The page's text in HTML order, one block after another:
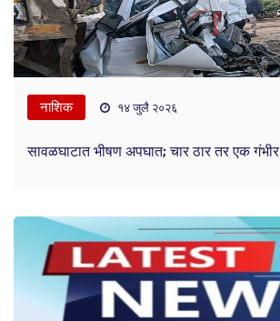
नाशिक १४ जुलै २०२६
सावळघाटात भीषण अपघात; चार ठार तर एक गंभीर